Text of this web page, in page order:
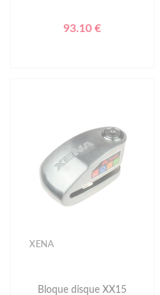
93.10 €
XENA
Bloque disque XX15